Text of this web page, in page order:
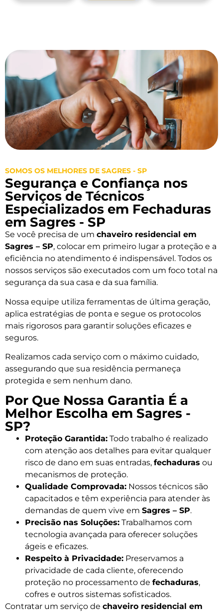
SOMOS OS MELHORES DE SAGRES - SP
Segurança e Confiança nos
Serviços de Técnicos
Especializados em Fechaduras
em Sagres - SP
Se você precisa de um chaveiro residencial em
Sagres – SP, colocar em primeiro lugar a proteção e a
eficiência no atendimento é indispensável. Todos os
nossos serviços são executados com um foco total na
segurança da sua casa e da sua família.
Nossa equipe utiliza ferramentas de última geração,
aplica estratégias de ponta e segue os protocolos
mais rigorosos para garantir soluções eficazes e
seguros.
Realizamos cada serviço com o máximo cuidado,
assegurando que sua residência permaneça
protegida e sem nenhum dano.
Por Que Nossa Garantia É a
Melhor Escolha em Sagres -
SP?
Proteção Garantida: Todo trabalho é realizado
com atenção aos detalhes para evitar qualquer
risco de dano em suas entradas, fechaduras ou
mecanismos de proteção.
Qualidade Comprovada: Nossos técnicos são
capacitados e têm experiência para atender às
demandas de quem vive em Sagres – SP.
Precisão nas Soluções: Trabalhamos com
tecnologia avançada para oferecer soluções
ágeis e eficazes.
Respeito à Privacidade: Preservamos a
privacidade de cada cliente, oferecendo
proteção no processamento de fechaduras,
cofres e outros sistemas sofisticados.
Contratar um serviço de chaveiro residencial em